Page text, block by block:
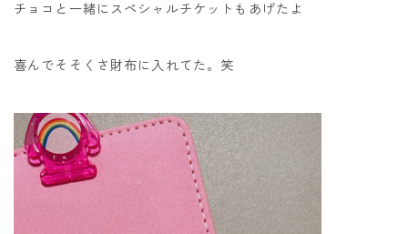
チョコと一緒にスペシャルチケットもあげたよ
喜んでそそくさ財布に入れてた。笑